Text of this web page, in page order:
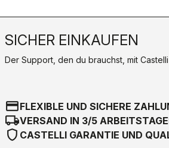
SICHER EINKAUFEN
Der Support, den du brauchst, mit
credit_cardFLEXIBLE UND SICHERE
local_shippingVERSAND IN 3/5
shield CASTELLI GARANTIE UND